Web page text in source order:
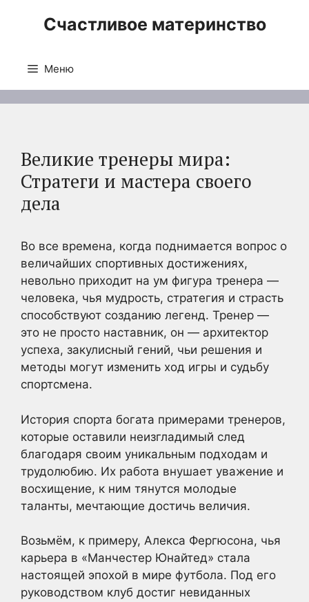
Счастливое материнство
Меню
Великие тренеры мира:
Стратеги и мастера своего
дела
Во все времена, когда поднимается вопрос о
величайших спортивных достижениях,
невольно приходит на ум фигура тренера —
человека, чья мудрость, стратегия и страсть
способствуют созданию легенд. Тренер —
это не просто наставник, он — архитектор
успеха, закулисный гений, чьи решения и
методы могут изменить ход игры и судьбу
спортсмена.
История спорта богата примерами тренеров,
которые оставили неизгладимый след
благодаря своим уникальным подходам и
трудолюбию. Их работа внушает уважение и
восхищение, к ним тянутся молодые
таланты, мечтающие достичь величия.
Возьмём, к примеру, Алекса Фергюсона, чья
карьера в «Манчестер Юнайтед» стала
настоящей эпохой в мире футбола. Под его
руководством клуб достиг невиданных